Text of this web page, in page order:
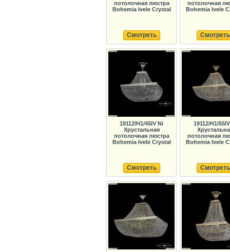
потолочная люстра
Bohemia Ivele Crystal
Смотреть
потолочная
Bohemia Ivele
Смотреть
19112/H1/45IV Ni
Хрустальная
потолочная люстра
Bohemia Ivele Crystal
Смотреть
19112/H1/
потолочная
Bohemia Ivele
Смотреть